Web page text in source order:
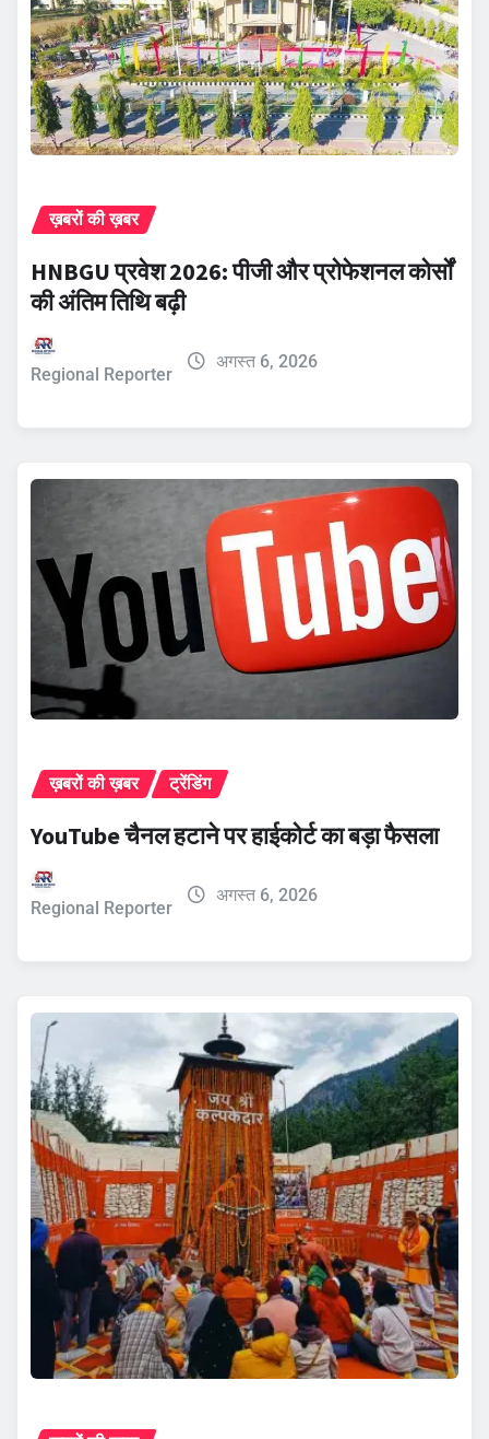
ख़बरों की ख़बर
HNBGU प्रवेश 2026: पीजी और प्रोफेशनल कोर्सों
की अंतिम तिथि बढ़ी
Regional Reporter
अगस्त 6, 2026
ख़बरों की ख़बर ट्रेंडिंग
YouTube चैनल हटाने पर हाईकोर्ट का बड़ा फैसला
Regional Reporter
अगस्त 6, 2026